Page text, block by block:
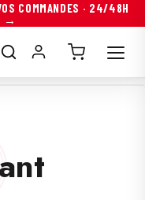
COMMANDES · 24/48H
→